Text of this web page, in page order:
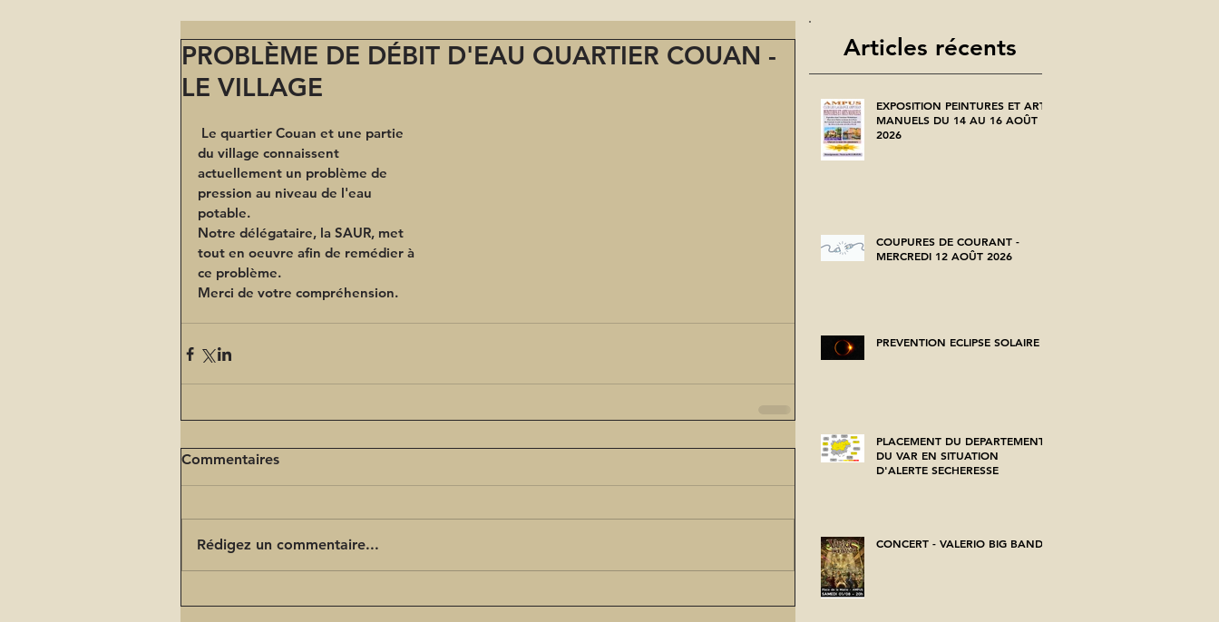
PROBLÈME DE DÉBIT D'EAU QUARTIER COUAN -
LE VILLAGE
du village connaissent
actuellement un problème de
pression au niveau de l'eau
potable.
Notre délégataire, la SAUR, met
tout en oeuvre afin de remédier à
ce problème.
Merci de votre compréhension.
Commentaires
Rédigez un commentaire...
Articles récents
EXPOSITION PEINTURES ET ARTS
MANUELS DU 14 AU 16 AOÛT
2026
COUPURES DE COURANT -
MERCREDI 12 AOÛT 2026
PREVENTION ECLIPSE SOLAIRE
PLACEMENT DU DEPARTEMENT
DU VAR EN SITUATION
D'ALERTE SECHERESSE
CONCERT - VALERIO BIG BAND